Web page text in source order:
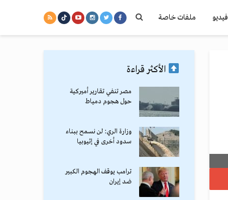
فيديو ملفات خاصة
الأكثر قراءة
مصر تنفي تقارير أميركية
حول هجوم دمياط
وزارة الري: لن نسمح ببناء
سدود أخرى في إثيوبيا
ترامب يوقف الهجوم الكبير
ضد إيران